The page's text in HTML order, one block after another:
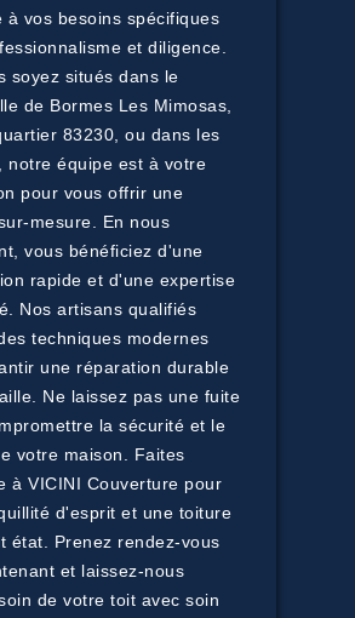
à vos besoins spécifiques
et diligence.
soyez situés dans le
de Bormes Les Mimosas,
83230, ou dans les
notre équipe est à votre
pour vous offrir une
mesure. En nous
vous bénéficiez d'une
rapide et d'une expertise
Nos artisans qualifiés
techniques modernes
une réparation durable
Ne laissez pas une fuite
la sécurité et le
votre maison. Faites
à VICINI Couverture pour
d'esprit et une toiture
état. Prenez rendez-vous
et laissez-nous
de votre toit avec soin